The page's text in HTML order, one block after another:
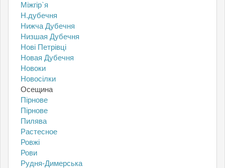
Міжгір`я
Н.дубечня
Нижча Дубечня
Низшая Дубечня
Нові Петрівці
Новая Дубечня
Новоки
Новосілки
Осещина
Пірнове
Пірнове
Пилява
Растесное
Ровжі
Рови
Рудня-Димерська